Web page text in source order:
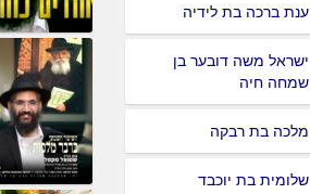
ענת ברכה בת לידיה
ישראל משה דובער בן
שמחה חיה
מלכה בת רבקה
שלומית בת יוכבד